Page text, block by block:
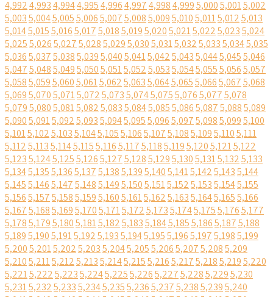
4,9924,9934,9944,9954,9964,9974,9984,9995,0005,0015,002
5,0035,0045,0055,0065,0075,0085,0095,0105,0115,0125,013
5,0145,0155,0165,0175,0185,0195,0205,0215,0225,0235,024
5,0255,0265,0275,0285,0295,0305,0315,0325,0335,0345,035
5,0365,0375,0385,0395,0405,0415,0425,0435,0445,0455,046
5,0475,0485,0495,0505,0515,0525,0535,0545,0555,0565,057
5,0585,0595,0605,0615,0625,0635,0645,0655,0665,0675,068
5,0695,0705,0715,0725,0735,0745,0755,0765,0775,078
5,0795,0805,0815,0825,0835,0845,0855,0865,0875,0885,089
5,0905,0915,0925,0935,0945,0955,0965,0975,0985,0995,100
5,1015,1025,1035,1045,1055,1065,1075,1085,1095,1105,111
5,1125,1135,1145,1155,1165,1175,1185,1195,1205,1215,122
5,1235,1245,1255,1265,1275,1285,1295,1305,1315,1325,133
5,1345,1355,1365,1375,1385,1395,1405,1415,1425,1435,144
5,1455,1465,1475,1485,1495,1505,1515,1525,1535,1545,155
5,1565,1575,1585,1595,1605,1615,1625,1635,1645,1655,166
5,1675,1685,1695,1705,1715,1725,1735,1745,1755,1765,177
5,1785,1795,1805,1815,1825,1835,1845,1855,1865,1875,188
5,1895,1905,1915,1925,1935,1945,1955,1965,1975,1985,199
5,2005,2015,2025,2035,2045,2055,2065,2075,2085,209
5,2105,2115,2125,2135,2145,2155,2165,2175,2185,2195,220
5,2215,2225,2235,2245,2255,2265,2275,2285,2295,230
5,2315,2325,2335,2345,2355,2365,2375,2385,2395,240